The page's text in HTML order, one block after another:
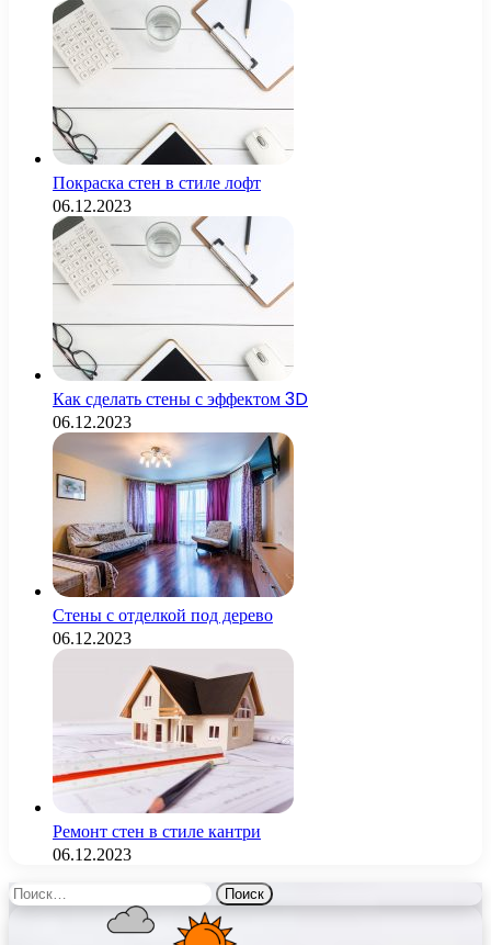
Покраска стен в стиле лофт
06.12.2023
Как сделать стены с эффектом 3D
06.12.2023
Стены с отделкой под дерево
06.12.2023
Ремонт стен в стиле кантри
06.12.2023
Найти: